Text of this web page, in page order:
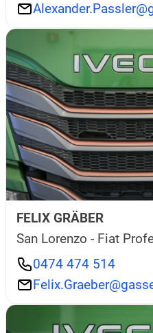
FELIX GRÄBER
San Lorenzo - Fiat
0474 474 514